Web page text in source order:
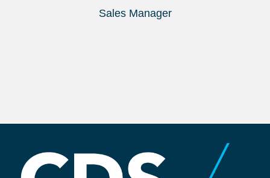
Sales Manager